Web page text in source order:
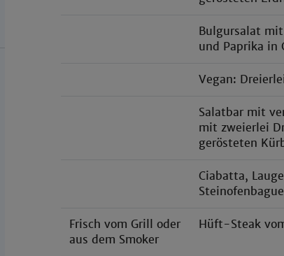
Bulgursalat
und Paprika
Vegan:
Salatbar mit
mit zweierlei
gerösteten
Ciabatta,
Frisch vom Grill oder
aus dem Smoker
Hüft-Steak